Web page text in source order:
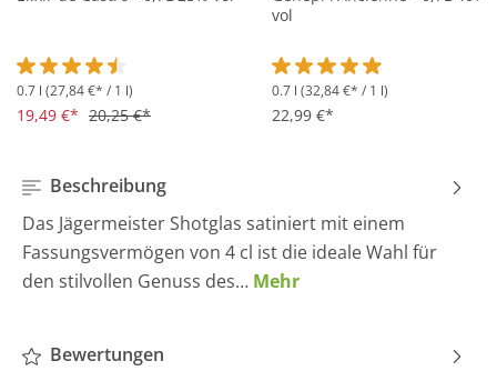
Durchschnittliche Bewertung von 4.5 von 5 Sternen
0.7 l (27,84 €* / 1 l)
19,49 €* 20,25 €*
vol
Durchschnittliche
0.7 l (32,84 €* / 1 l)
22,99 €*
Beschreibung
Das Jägermeister Shotglas satiniert mit einem
Fassungsvermögen von 4 cl ist die ideale Wahl für
den stilvollen Genuss des… Mehr
Bewertungen